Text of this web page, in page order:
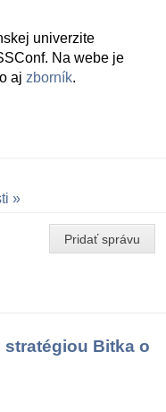
univerzite
Na webe je
aj zborník.
Pridať správu
Bitka o